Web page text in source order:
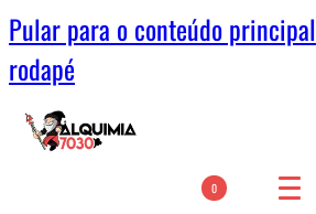
Pular para o conteúdo principal
rodapé
0